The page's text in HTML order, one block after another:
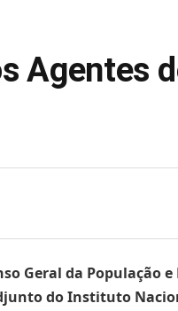
Agentes
Geral da População
do Instituto